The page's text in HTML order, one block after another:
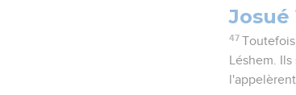
Josué
47
Léshem.